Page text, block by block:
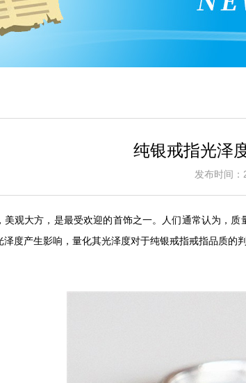
纯银戒指光泽
发布时间
美观大方，是最受欢迎的首饰之一。人们通常认为，
泽度产生影响，量化其光泽度对于纯银戒指戒指品质的